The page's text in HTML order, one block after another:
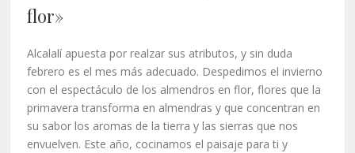
flor»
Alcalalí apuesta por realzar sus atributos, y sin duda
febrero es el mes más adecuado. Despedimos el invierno
con el espectáculo de los almendros en flor, flores que la
primavera transforma en almendras y que concentran en
su sabor los aromas de la tierra y las sierras que nos
envuelven. Este año, cocinamos el paisaje para ti y